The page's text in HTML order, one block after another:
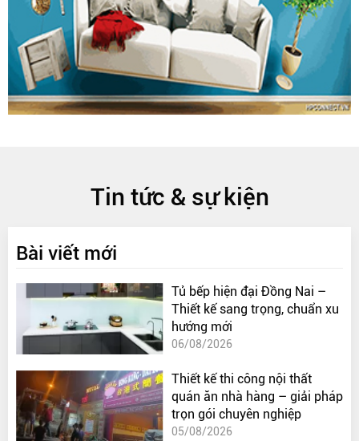
Tải trọng :30Kg
Màu sắc :Xám ghi
Hãng sản xuất: ROXANA
Xuất xứ:Trung Quốc
Bảo hành:
Tin tức & sự kiện
Bài viết mới
Tủ bếp hiện đại Đồng Nai –
Thiết kế sang trọng, chuẩn xu
hướng mới
06/08/2026
Thiết kế thi công nội thất
quán ăn nhà hàng – giải pháp
trọn gói chuyên nghiệp
05/08/2026